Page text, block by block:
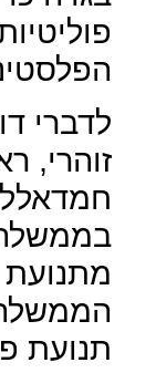
לדברי
זוהרי,
תנועת